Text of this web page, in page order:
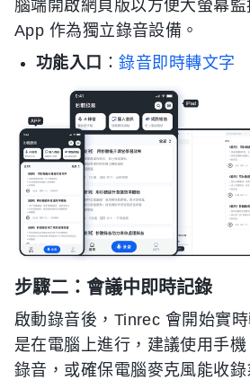
腦端開啟網頁版以方便大螢幕
App 作為獨立錄音設備。
功能入口 ：錄音即時轉文字
步驟二：會議中即時記錄
啟動錄音後，Tinrec 會開始實
是在電腦上進行，建議使用手
錄音，或確保電腦麥克風能收